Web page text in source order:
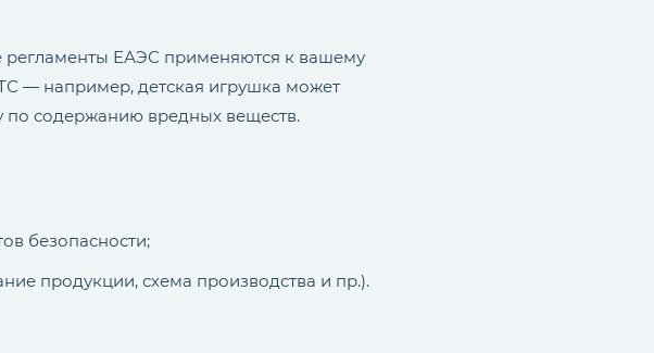
регламенты ЕАЭС применяются к вашему
— например, детская игрушка может
по содержанию вредных веществ.
безопасности;
продукции, схема производства и пр.).